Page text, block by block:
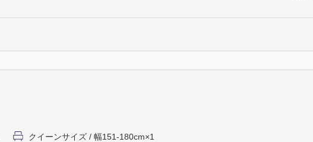
・料理内容は仕入れ状況により、食材や産地を変更させて
クイーンサイズ / 幅151-180cm×1